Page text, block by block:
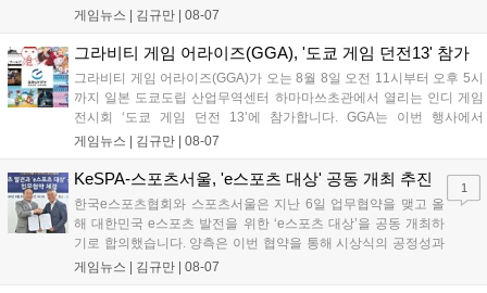
최대 4인 협동을 지원하며, 소음 관리와 물리 법칙을 활용한 전략적 플레
을 개선 중이며, 상세 정보는 스팀 페이지에서 확인 가능합니다....
게임뉴스 | 김규만 08-07
그라비티 게임 어라이즈(GGA), '도쿄 게임 던전13' 참가
그라비티 게임 어라이즈(GGA)가 오는 8월 8일 오전 11시부터 오후 5시
까지 일본 도쿄도립 산업무역센터 하마마쓰초관에서 열리는 인디 게임
전시회 ‘도쿄 게임 던전 13’에 참가합니다. GGA는 이번 행사에서
‘JALECO ARCADE COLLECTION’ 시리즈의 미공개 작품 12종을 최초
입니다. 시연 참여 관람객에게는 선착순으로 특별 굿즈를 증정하며, 인
디 게임 생태계 활성화와 신규 타이틀 반응 확인을 목표로 합니다....
게임뉴스 | 김규만 08-07
KeSPA-스포츠서울, 'e스포츠 대상' 공동 개최 추진
한국e스포츠협회와 스포츠서울은 지난 6일 업무협약을 맺고 올
해 대한민국 e스포츠 발전을 위한 ‘e스포츠 대상’을 공동 개최하
기로 합의했습니다. 양측은 이번 협약을 통해 시상식의 공정성과
전문성을 강화하고 MZ세대를 겨냥한 미디어 영향력을 확대해 e
게임뉴스 | 김규만 08-07
1